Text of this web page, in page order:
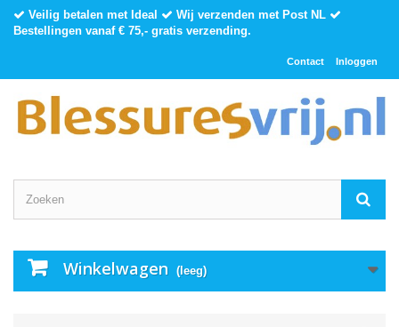
Veilig betalen met Ideal
Wij verzenden met Post NL
Bestellingen vanaf € 75,- gratis verzending.
Inloggen
Contact
Winkelwagen (leeg)